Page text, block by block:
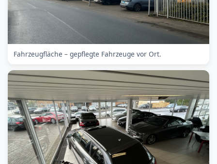
Fahrzeugfläche – gepflegte Fahrzeuge vor Ort.